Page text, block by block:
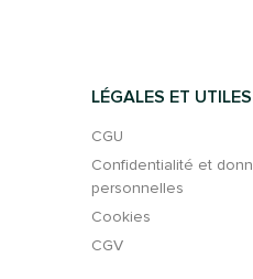
LÉGALES ET UTILES
CGU
Confidentialité et
personnelles
Cookies
CGV